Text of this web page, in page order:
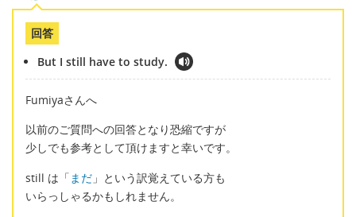
回答
But I still have to study.
Fumiyaさんへ
以前のご質問への回答となり恐縮ですが
少しでも参考として頂けますと幸いです。
still は「 まだ 」という訳覚えている方も
いらっしゃるかもしれません。